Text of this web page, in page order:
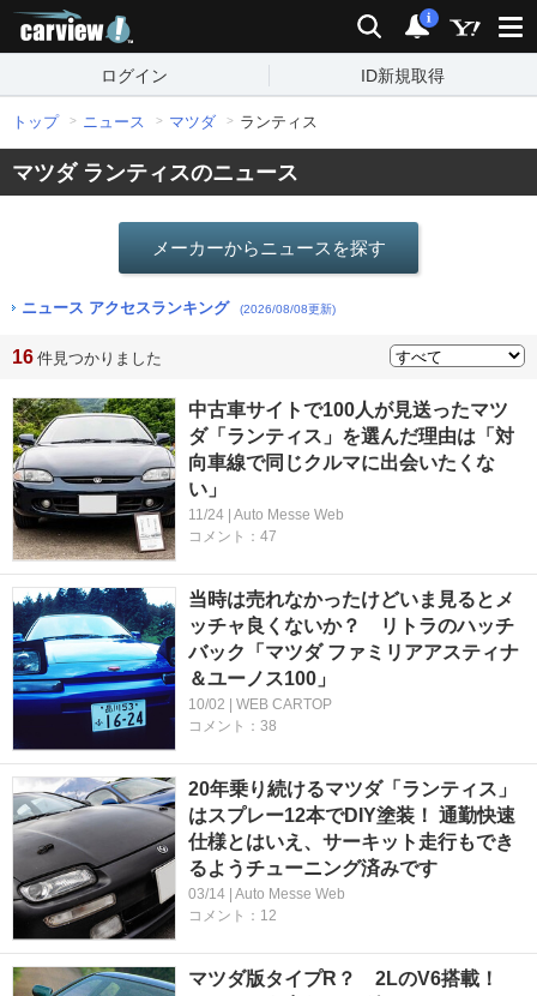
検索 通知
i
ログイン ID新規取得
トップ ニュース マツダ ランティス
マツダ ランティスのニュース
メーカーからニュースを探す
ニュース アクセスランキング (2026/08/08更新)
16 件見つかりました
中古車サイトで100人が見送ったマツ
ダ「ランティス」を選んだ理由は「対
向車線で同じクルマに出会いたくな
い」
11/24 | Auto Messe Web
コメント：47
当時は売れなかったけどいま見るとメ
ッチャ良くないか？ リトラのハッチ
バック「マツダ ファミリアアスティナ
＆ユーノス100」
10/02 | WEB CARTOP
コメント：38
20年乗り続けるマツダ「ランティス」
はスプレー12本でDIY塗装！ 通勤快速
仕様とはいえ、サーキット走行もでき
るようチューニング済みです
03/14 | Auto Messe Web
コメント：12
マツダ版タイプR？ 2LのV6搭載！